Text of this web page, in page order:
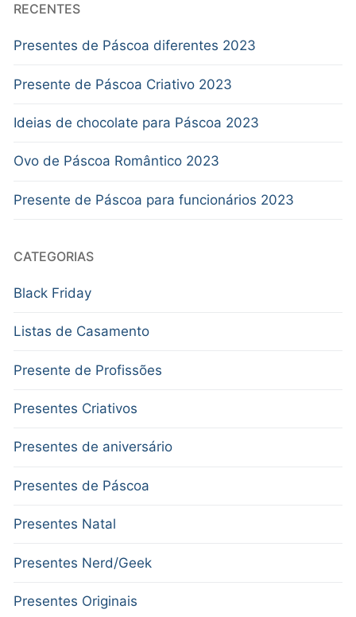
RECENTES
Presentes de Páscoa diferentes 2023
Presente de Páscoa Criativo 2023
Ideias de chocolate para Páscoa 2023
Ovo de Páscoa Romântico 2023
Presente de Páscoa para funcionários 2023
CATEGORIAS
Black Friday
Listas de Casamento
Presente de Profissões
Presentes Criativos
Presentes de aniversário
Presentes de Páscoa
Presentes Natal
Presentes Nerd/Geek
Presentes Originais